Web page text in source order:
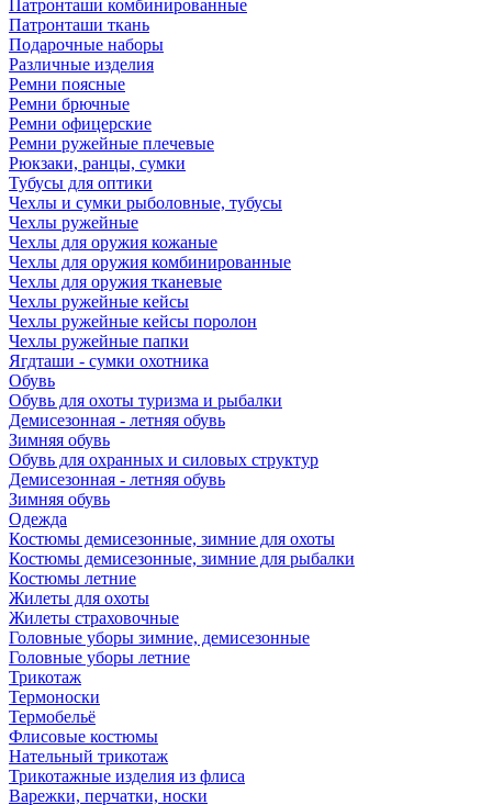
Патронташи комбинированные
Патронташи ткань
Подарочные наборы
Различные изделия
Ремни поясные
Ремни брючные
Ремни офицерские
Ремни ружейные плечевые
Рюкзаки, ранцы, сумки
Тубусы для оптики
Чехлы и сумки рыболовные, тубусы
Чехлы ружейные
Чехлы для оружия кожаные
Чехлы для оружия комбинированные
Чехлы для оружия тканевые
Чехлы ружейные кейсы
Чехлы ружейные кейсы поролон
Чехлы ружейные папки
Ягдташи - сумки охотника
Обувь
Обувь для охоты туризма и рыбалки
Демисезонная - летняя обувь
Зимняя обувь
Обувь для охранных и силовых структур
Демисезонная - летняя обувь
Зимняя обувь
Одежда
Костюмы демисезонные, зимние для охоты
Костюмы демисезонные, зимние для рыбалки
Костюмы летние
Жилеты для охоты
Жилеты страховочные
Головные уборы зимние, демисезонные
Головные уборы летние
Трикотаж
Термоноски
Термобельё
Флисовые костюмы
Нательный трикотаж
Трикотажные изделия из флиса
Варежки, перчатки, носки